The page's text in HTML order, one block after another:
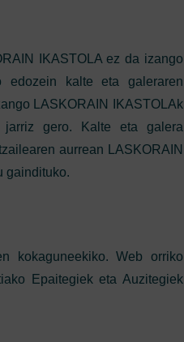
IKASTOLA ez da izango
edozein kalte eta galeraren
LASKORAIN IKASTOLAk
jarriz gero. Kalte eta galera
aurrean LASKORAIN
gaindituko.
kokaguneekiko. Web orriko
Epaitegiek eta Auzitegiek